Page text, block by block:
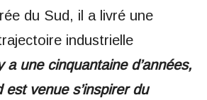
du Sud, il a livré une
industrielle
a une cinquantaine d’années,
venue s’inspirer du